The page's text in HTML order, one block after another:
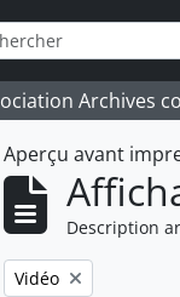
Archives
Aperçu avant
Description
Remove filter:
Vidéo